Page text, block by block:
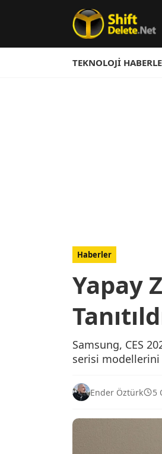
TEKNOLOJI
Haberler
Yapay
Samsung, CES
serisi modellerini
Ender Öztürk 5